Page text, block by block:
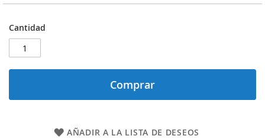
Cantidad
Comprar
AÑADIR A LA LISTA DE DESEOS
imágenes